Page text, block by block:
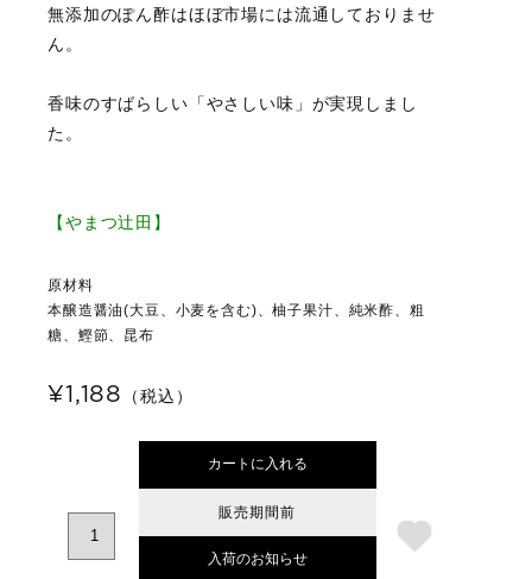
無添加のぽん酢はほぼ市場には流通しておりませ
ん。
香味のすばらしい「やさしい味」が実現しまし
た。
【やまつ辻田】
原材料
本醸造醤油(大豆、小麦を含む)、柚子果汁、純米酢、粗
糖、鰹節、昆布
¥1,188 （税込）
カートに入れる
販売期間前
入荷のお知らせ